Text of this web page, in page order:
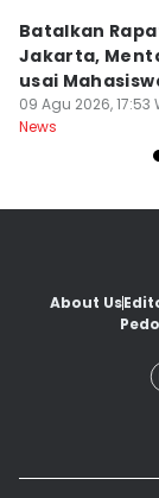
Batalkan
Jakarta,
usai
Beras Mahal
09 Agu 2026, 17:53
News
About Us